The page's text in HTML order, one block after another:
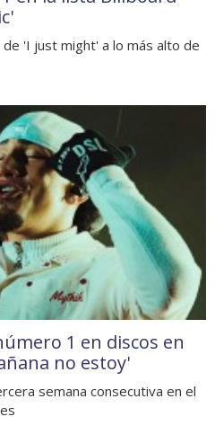
'I just might' a lo más alto de
1 en discos en
no estoy'
semana consecutiva en el